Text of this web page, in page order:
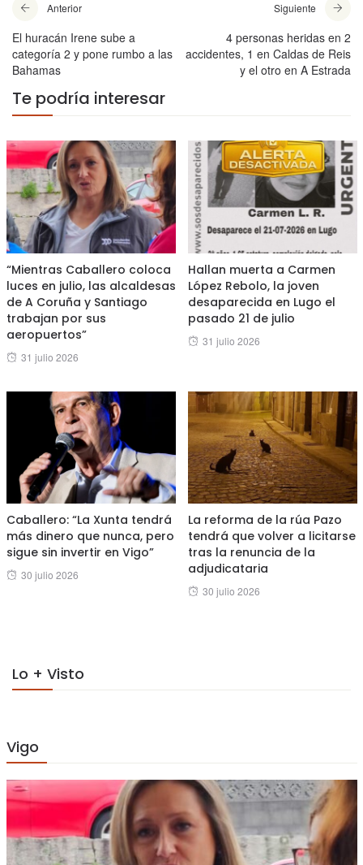
Anterior
El huracán Irene sube a
categoría 2 y pone rumbo a las
Bahamas
Siguiente
4 personas heridas en 2
accidentes, 1 en Caldas de Reis
y el otro en A Estrada
Te podría interesar
“Mientras Caballero coloca
luces en julio, las alcaldesas
de A Coruña y Santiago
trabajan por sus
aeropuertos”
Posted
31 julio 2026
Hallan muerta a Carmen
López Rebolo, la joven
desaparecida en Lugo el
pasado 21 de julio
Posted
31 julio 2026
Caballero: “La Xunta tendrá
más dinero que nunca, pero
sigue sin invertir en Vigo”
Posted
30 julio 2026
La reforma de la rúa Pazo
tendrá que volver a licitarse
tras la renuncia de la
adjudicataria
Posted
30 julio 2026
Lo + Visto
Vigo